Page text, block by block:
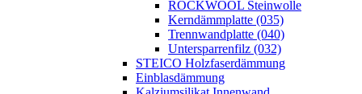
ROCKWOOL Steinwolle
Kerndämmplatte (035)
Trennwandplatte (040)
Untersparrenfilz (032)
STEICO Holzfaserdämmung
Einblasdämmung